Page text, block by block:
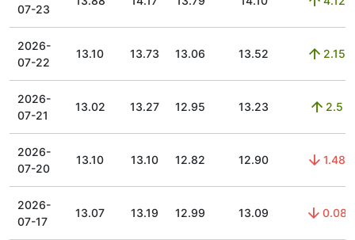
07-23
2026-
07-22
13.10 13.73 13.06 13.52 2.15
2026-
07-21
13.02 13.27 12.95 13.23 2.5
2026-
07-20
13.10 13.10 12.82 12.90 1.48
2026-
07-17
13.07 13.19 12.99 13.09 0.08